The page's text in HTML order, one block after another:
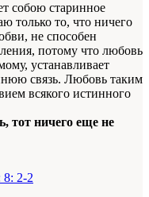
собою старинное
только то, что ничего
не способен
потому что любовь
устанавливает
связь. Любовь таким
всякого истинного
тот ничего еще не
8: 2-2